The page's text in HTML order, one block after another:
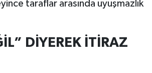
taraflar arasında uyuşmazlık
DİYEREK İTİRAZ